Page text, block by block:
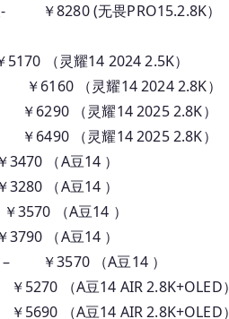
- ￥8280 (无畏PRO15.2.8K）
（灵耀14 2024 2.5K）
￥6160 （灵耀14 2024 2.8K）
6290 （灵耀14 2025 2.8K）
6490 （灵耀14 2025 2.8K）
（A豆14 ）
（A豆14 ）
（A豆14 ）
（A豆14 ）
– ￥3570 （A豆14 ）
（A豆14 AIR 2.8K+OLED）
（A豆14 AIR 2.8K+OLED）